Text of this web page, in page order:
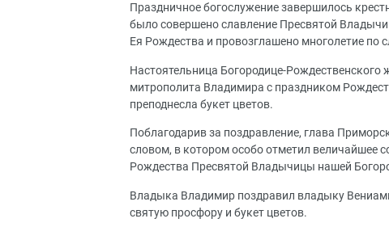
Праздничное богослужение завершилось
было совершено славление Пресвятой
Ея Рождества и провозглашено многолетие по
Настоятельница Богородице-
митрополита Владимира с праздником
преподнесла букет цветов.
Поблагодарив за поздравление, глава
словом, в котором особо отметил величайшее
Рождества Пресвятой Владычицы нашей
Владыка Владимир поздравил владыку
святую просфору и букет цветов.